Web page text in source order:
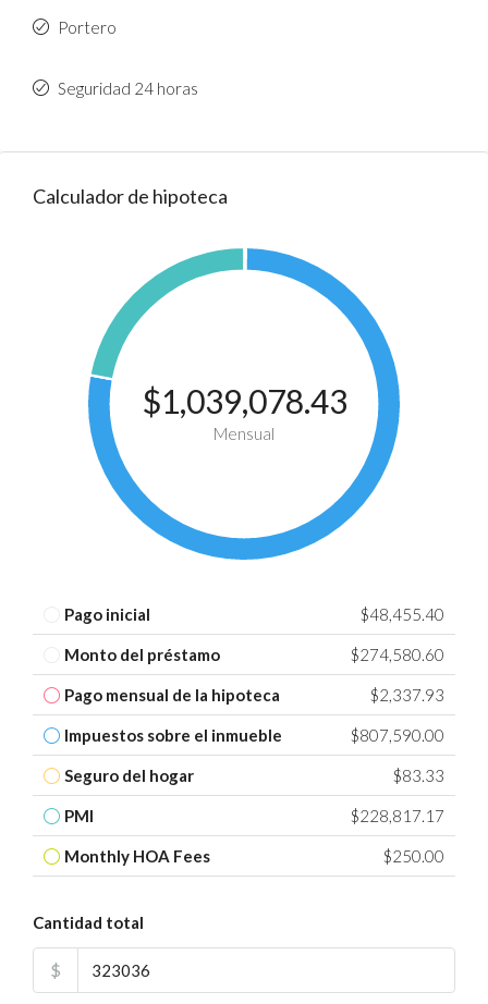
Portero
Seguridad 24 horas
Calculador de hipoteca
$1,039,078.43
Mensual
Pago inicial $48,455.40
Monto del préstamo $274,580.60
Pago mensual de la hipoteca $2,337.93
Impuestos sobre el inmueble $807,590.00
Seguro del hogar $83.33
PMI $228,817.17
Monthly HOA Fees $250.00
Cantidad total
$